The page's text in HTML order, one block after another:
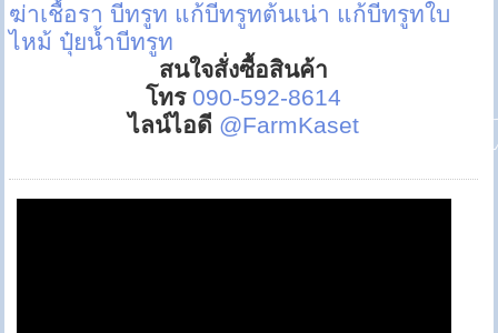
ฆ่าเชื้อรา บีทรูท แก้บีทรูทต้นเน่า แก้บีทรูทใบ
ไหม้ ปุ๋ยน้ำบีทรูท
สนใจสั่งซื้อสินค้า
โทร 090-592-8614
ไลน์ไอดี @FarmKaset